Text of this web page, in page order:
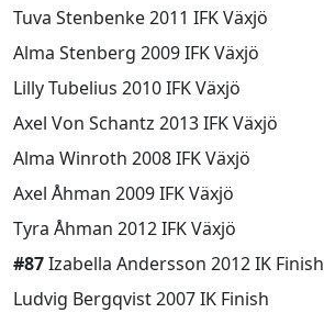
Tuva Stenbenke 2011 IFK Växjö
Alma Stenberg 2009 IFK Växjö
Lilly Tubelius 2010 IFK Växjö
Axel Von Schantz 2013 IFK Växjö
Alma Winroth 2008 IFK Växjö
Axel Åhman 2009 IFK Växjö
Tyra Åhman 2012 IFK Växjö
#87Izabella Andersson 2012 IK Finish
Ludvig Bergqvist 2007 IK Finish